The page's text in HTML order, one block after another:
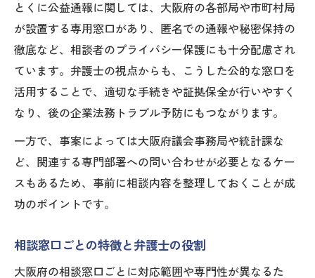
とくに公益通報に関しては、大阪府の各部局や市町村局
が設置する専用窓口があり、匿名での通報や秘密保持の
徹底など、相談者のプライバシー保護にも十分配慮され
ています。弁護士の視点からも、こうした公的な窓口を
活用することで、適切な手続きや証拠保全が行いやすく
なり、後の企業法務トラブル予防にもつながります。
一方で、事案によっては大阪府議会事務局や統計課な
ど、関連する専門部署への問い合わせが必要となるケー
スもあるため、事前に相談内容を整理しておくことが成
功のポイントです。
相談窓口ごとの特徴と弁護士の役割
大阪府の相談窓口ごとに対応範囲や専門性が異なるた